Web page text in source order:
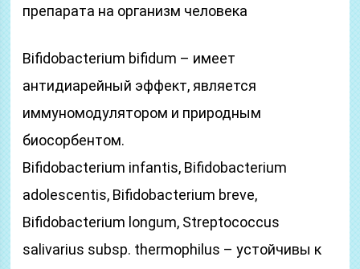
препарата на организм человека
Bifidobacterium bifidum – имеет
антидиарейный эффект, является
иммуномодулятором и природным
биосорбентом.
Bifidobacterium infantis, Bifidobacterium
adolescentis, Bifidobacterium breve,
Bifidobacterium longum, Streptococcus
salivarius subsp. thermophilus – устойчивы к